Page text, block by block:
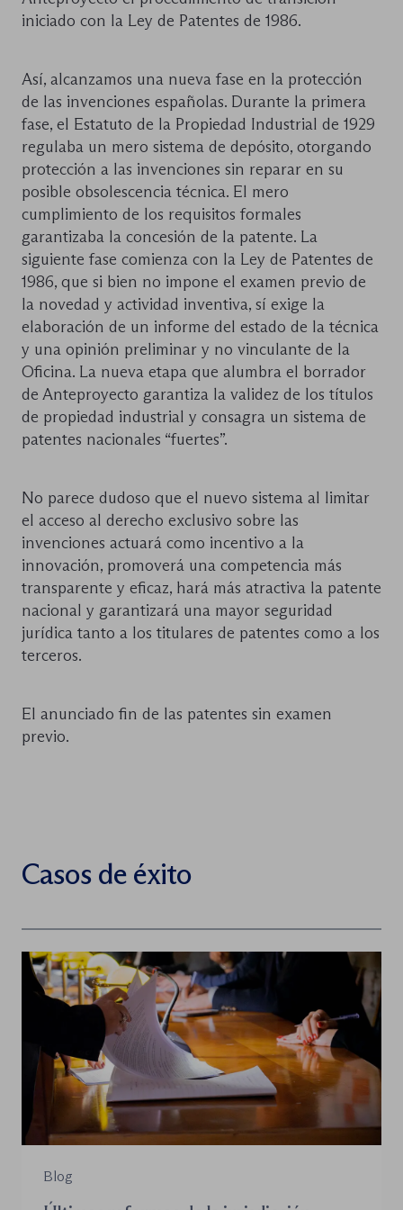
iniciado con la Ley de Patentes de 1986.
Así, alcanzamos una nueva fase en la protección
de las invenciones españolas. Durante la primera
fase, el Estatuto de la Propiedad Industrial de 1929
regulaba un mero sistema de depósito, otorgando
protección a las invenciones sin reparar en su
posible obsolescencia técnica. El mero
cumplimiento de los requisitos formales
garantizaba la concesión de la patente. La
siguiente fase comienza con la Ley de Patentes de
1986, que si bien no impone el examen previo de
la novedad y actividad inventiva, sí exige la
elaboración de un informe del estado de la técnica
y una opinión preliminar y no vinculante de la
Oficina. La nueva etapa que alumbra el borrador
de Anteproyecto garantiza la validez de los títulos
de propiedad industrial y consagra un sistema de
patentes nacionales “fuertes”.
No parece dudoso que el nuevo sistema al limitar
el acceso al derecho exclusivo sobre las
invenciones actuará como incentivo a la
innovación, promoverá una competencia más
transparente y eficaz, hará más atractiva la patente
nacional y garantizará una mayor seguridad
jurídica tanto a los titulares de patentes como a los
terceros.
El anunciado fin de las patentes sin examen
previo.
Casos de éxito
Blog